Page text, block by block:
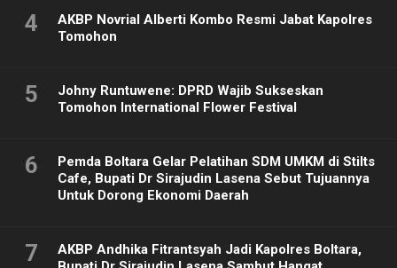
4
AKBP Novrial Alberti Kombo Resmi Jabat Kapolres
Tomohon
5
Johny Runtuwene: DPRD Wajib Sukseskan
Tomohon International Flower Festival
6
Pemda Boltara Gelar Pelatihan SDM UMKM di Stilts
Cafe, Bupati Dr Sirajudin Lasena Sebut Tujuannya
Untuk Dorong Ekonomi Daerah
7
AKBP Andhika Fitrantsyah Jadi Kapolres Boltara,